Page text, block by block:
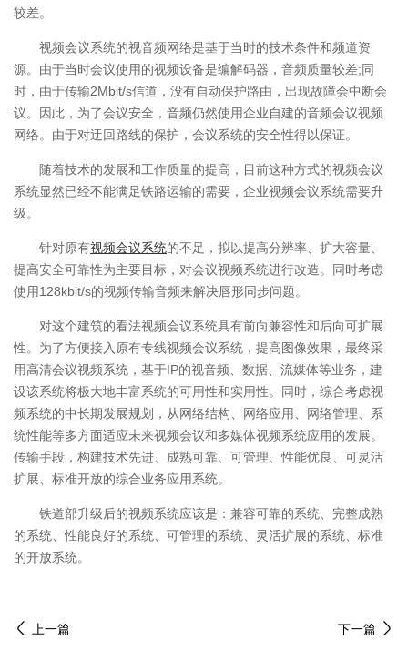
较差。
视频会议系统的视音频网络是基于当时的技术条件和频道资
源。由于当时会议使用的视频设备是编解码器，音频质量较差;同
时，由于传输2Mbit/s信道，没有自动保护路由，出现故障会中断会
议。因此，为了会议安全，音频仍然使用企业自建的音频会议视频
网络。由于对迂回路线的保护，会议系统的安全性得以保证。
随着技术的发展和工作质量的提高，目前这种方式的视频会议
系统显然已经不能满足铁路运输的需要，企业视频会议系统需要升
级。
针对原有视频会议系统的不足，拟以提高分辨率、扩大容量、
提高安全可靠性为主要目标，对会议视频系统进行改造。同时考虑
使用128kbit/s的视频传输音频来解决唇形同步问题。
对这个建筑的看法视频会议系统具有前向兼容性和后向可扩展
性。为了方便接入原有专线视频会议系统，提高图像效果，最终采
用高清会议视频系统，基于IP的视音频、数据、流媒体等业务，建
设该系统将极大地丰富系统的可用性和实用性。同时，综合考虑视
频系统的中长期发展规划，从网络结构、网络应用、网络管理、系
统性能等多方面适应未来视频会议和多媒体视频系统应用的发展。
传输手段，构建技术先进、成熟可靠、可管理、性能优良、可灵活
扩展、标准开放的综合业务应用系统。
铁道部升级后的视频系统应该是：兼容可靠的系统、完整成熟
的系统、性能良好的系统、可管理的系统、灵活扩展的系统、标准
的开放系统。
上一篇 下一篇